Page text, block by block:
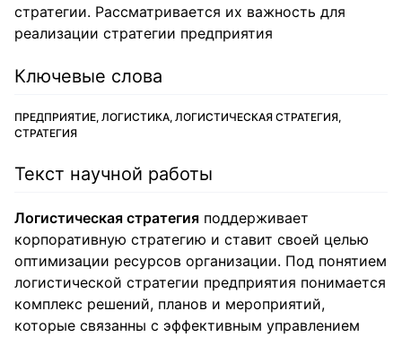
стратегии. Рассматривается их важность для
реализации стратегии предприятия
Ключевые слова
ПРЕДПРИЯТИЕ, ЛОГИСТИКА, ЛОГИСТИЧЕСКАЯ СТРАТЕГИЯ,
СТРАТЕГИЯ
Текст научной работы
Логистическая стратегия поддерживает
корпоративную стратегию и ставит своей целью
оптимизации ресурсов организации. Под понятием
логистической стратегии предприятия понимается
комплекс решений, планов и мероприятий,
которые связанны с эффективным управлением